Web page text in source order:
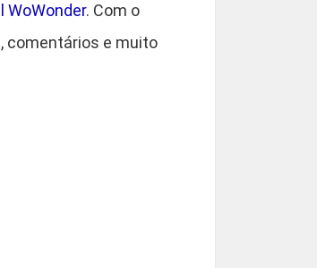
WoWonder. Com o
comentários e muito